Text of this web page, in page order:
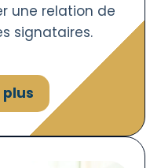
une relation de
signataires.
plus